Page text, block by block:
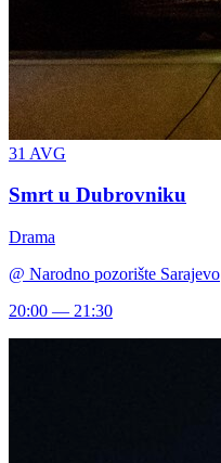
31 AVG
Smrt u Dubrovniku
Drama
@ Narodno pozorište Sarajevo
20:00 — 21:30